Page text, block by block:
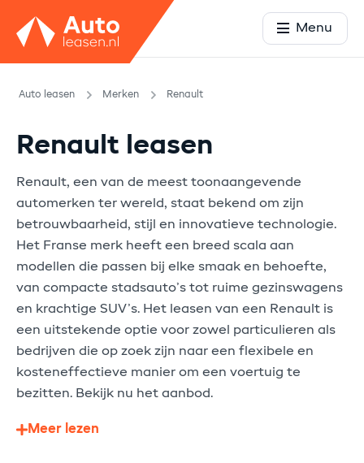
Menu
Auto leasen Merken Renault
Renault leasen
Renault, een van de meest toonaangevende
automerken ter wereld, staat bekend om zijn
betrouwbaarheid, stijl en innovatieve technologie.
Het Franse merk heeft een breed scala aan
modellen die passen bij elke smaak en behoefte,
van compacte stadsauto’s tot ruime gezinswagens
en krachtige SUV’s. Het leasen van een Renault is
een uitstekende optie voor zowel particulieren als
bedrijven die op zoek zijn naar een flexibele en
kosteneffectieve manier om een voertuig te
bezitten. Bekijk nu het aanbod.
Meer lezen